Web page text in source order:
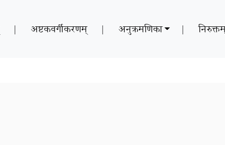
| अष्टकवर्गीकरणम् | अनुक्रमणिका |